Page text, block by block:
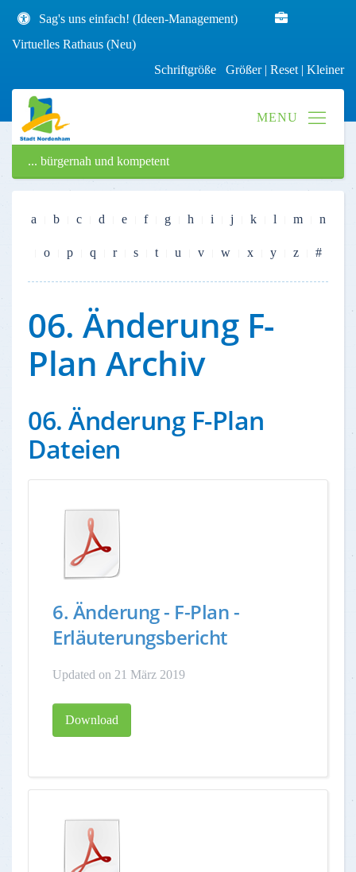
Sag's uns einfach! (Ideen-Management)
Virtuelles Rathaus (Neu)
Schriftgröße Größer| Reset | Kleiner
... bürgernah und kompetent
a b c d e f g h i j k l m n
o p q r s t u v w x y z #
06. Änderung F-
Plan Archiv
06. Änderung F-Plan
Dateien
6. Änderung - F-Plan -
Erläuterungsbericht
Updated on 21 März 2019
Download